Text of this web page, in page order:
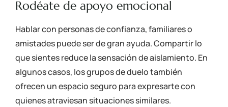
Rodéate de apoyo emocional
Hablar con personas de confianza, familiares o
amistades puede ser de gran ayuda. Compartir lo
que sientes reduce la sensación de aislamiento. En
algunos casos, los grupos de duelo también
ofrecen un espacio seguro para expresarte con
quienes atraviesan situaciones similares.